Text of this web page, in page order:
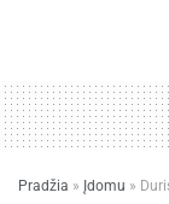
Pradžia » Įdomu »